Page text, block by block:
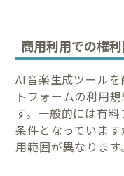
商用利用での権
AI音楽生成ツール
トフォームの利用
す。一般的には有
条件となっていま
用範囲が異なります。